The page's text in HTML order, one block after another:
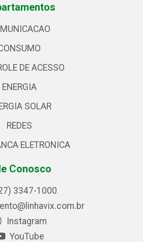
DE ACESSO
ENERGIA
SOLAR
REDES
ELETRONICA
Conosco
3347-1000
Instagram
YouTube